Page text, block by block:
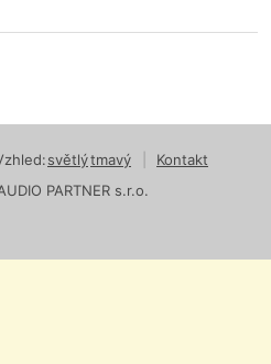
světlýtmavý
Kontakt
PARTNER s.r.o.